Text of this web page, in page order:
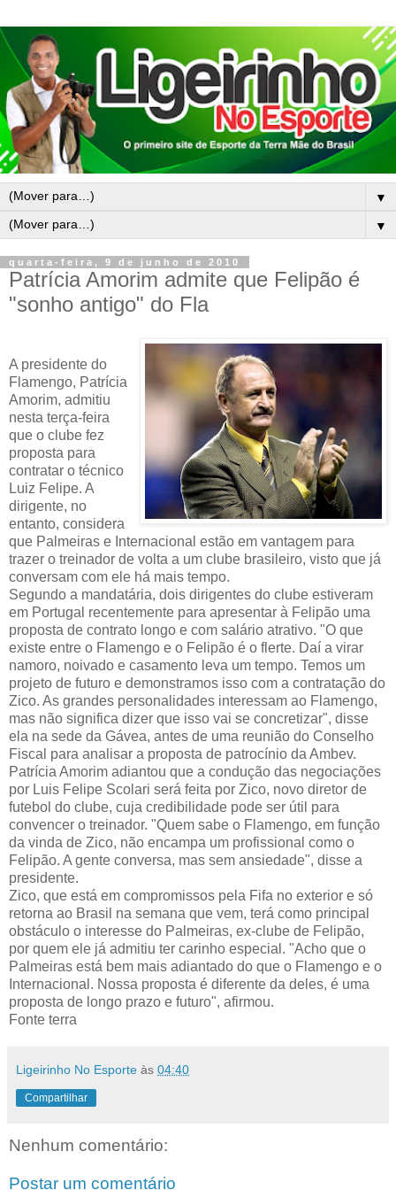
▼
▼
quarta-feira, 9 de junho de 2010
Patrícia Amorim admite que Felipão é
"sonho antigo" do Fla
A presidente do
Flamengo, Patrícia
Amorim, admitiu
nesta terça-feira
que o clube fez
proposta para
contratar o técnico
Luiz Felipe. A
dirigente, no
entanto, considera
que Palmeiras e Internacional estão em vantagem para
trazer o treinador de volta a um clube brasileiro, visto que já
conversam com ele há mais tempo.
Segundo a mandatária, dois dirigentes do clube estiveram
em Portugal recentemente para apresentar à Felipão uma
proposta de contrato longo e com salário atrativo. "O que
existe entre o Flamengo e o Felipão é o flerte. Daí a virar
namoro, noivado e casamento leva um tempo. Temos um
projeto de futuro e demonstramos isso com a contratação do
Zico. As grandes personalidades interessam ao Flamengo,
mas não significa dizer que isso vai se concretizar", disse
ela na sede da Gávea, antes de uma reunião do Conselho
Fiscal para analisar a proposta de patrocínio da Ambev.
Patrícia Amorim adiantou que a condução das negociações
por Luis Felipe Scolari será feita por Zico, novo diretor de
futebol do clube, cuja credibilidade pode ser útil para
convencer o treinador. "Quem sabe o Flamengo, em função
da vinda de Zico, não encampa um profissional como o
Felipão. A gente conversa, mas sem ansiedade", disse a
presidente.
Zico, que está em compromissos pela Fifa no exterior e só
retorna ao Brasil na semana que vem, terá como principal
obstáculo o interesse do Palmeiras, ex-clube de Felipão,
por quem ele já admitiu ter carinho especial. "Acho que o
Palmeiras está bem mais adiantado do que o Flamengo e o
Internacional. Nossa proposta é diferente da deles, é uma
proposta de longo prazo e futuro", afirmou.
Fonte terra
Ligeirinho No Esporte às 04:40
Compartilhar
Nenhum comentário:
Postar um comentário